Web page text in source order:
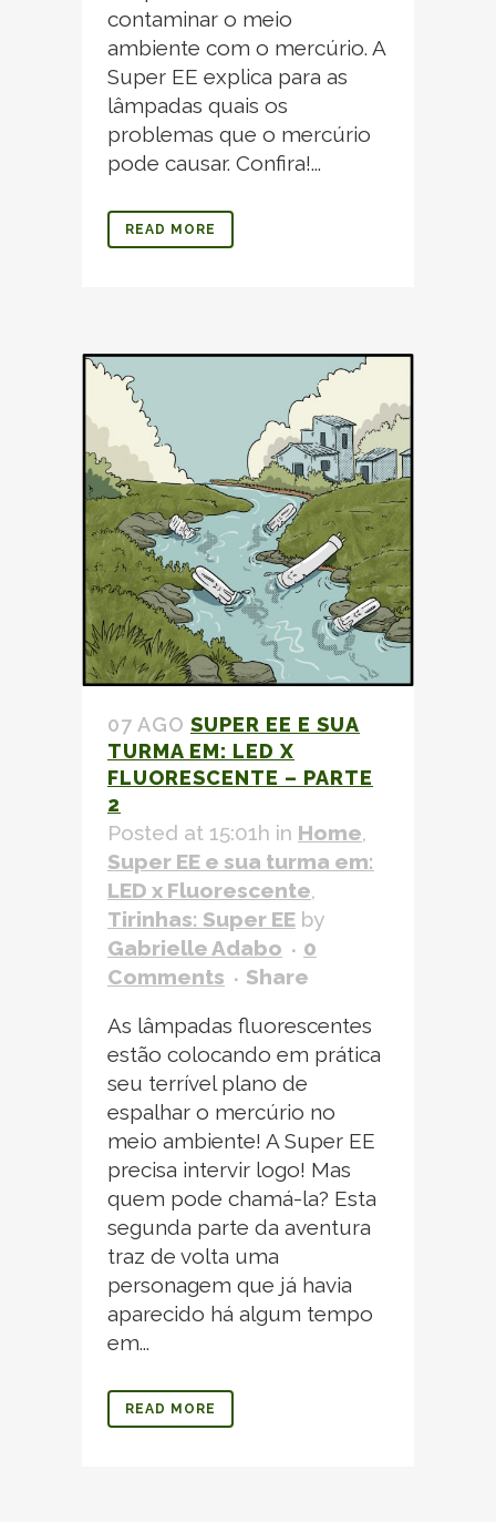
contaminar o meio
ambiente com o mercúrio. A
Super EE explica para as
lâmpadas quais os
problemas que o mercúrio
pode causar. Confira!...
READ MORE
07 AGO SUPER EE E SUA
TURMA EM: LED X
FLUORESCENTE – PARTE
2
Posted at 15:01h in Home,
Super EE e sua turma em:
LED x Fluorescente,
Tirinhas: Super EE by
Gabrielle Adabo
0
Comments
Share
As lâmpadas fluorescentes
estão colocando em prática
seu terrível plano de
espalhar o mercúrio no
meio ambiente! A Super EE
precisa intervir logo! Mas
quem pode chamá-la? Esta
segunda parte da aventura
traz de volta uma
personagem que já havia
aparecido há algum tempo
em...
READ MORE